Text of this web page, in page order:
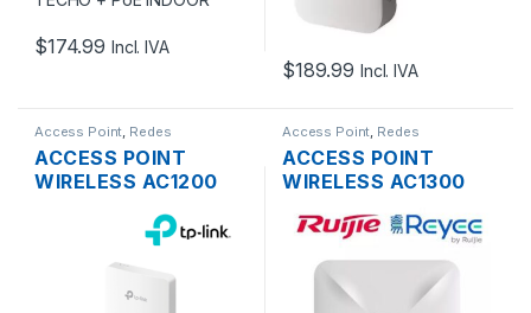
$174.99 Incl. IVA
$189.99 Incl. IVA
Access Point, Redes
ACCESS POINT
WIRELESS AC1200
WALL DUAL BAND
MU-MIMO GIGABIT
SOPORTA POE
MONTAJE EN PARED
Access Point, Redes
ACCESS POINT
WIRELESS AC1300
RAP2200-E DUAL
CLUOD SOPORTA
POE MONTAJE EN